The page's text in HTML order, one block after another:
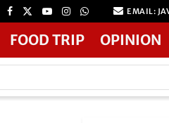
EMAIL:
FOOD TRIP OPINION